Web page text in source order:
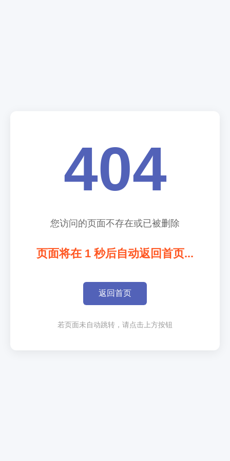
404
您访问的页面不存在或已被删除
页面将在 1 秒后自动返回首页...
返回首页
若页面未自动跳转，请点击上方按钮